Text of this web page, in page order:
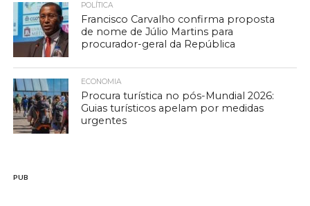
POLÍTICA
Francisco Carvalho confirma proposta
de nome de Júlio Martins para
procurador-geral da República
ECONOMIA
Procura turística no pós-Mundial 2026:
Guias turísticos apelam por medidas
urgentes
PUB